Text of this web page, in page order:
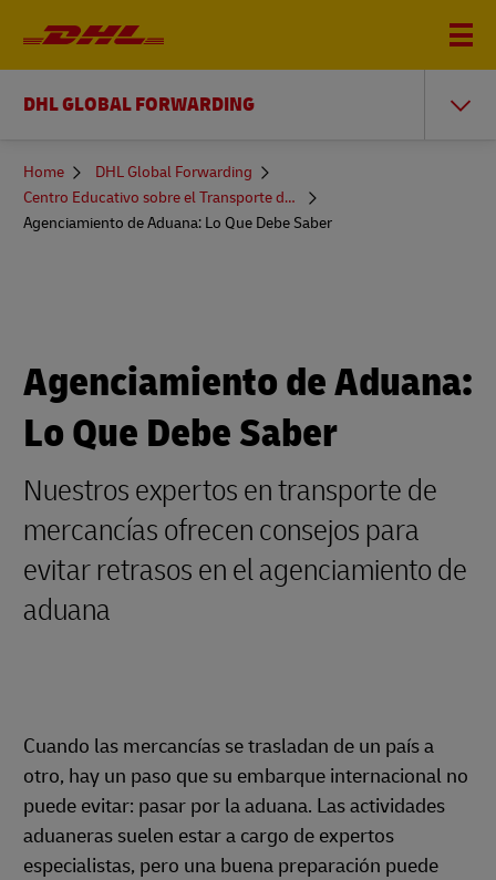
DHL GLOBAL FORWARDING
You
here
Home
DHL Global Forwarding
Centro Educativo sobre el Transporte de Mercancías
Agenciamiento de Aduana: Lo Que Debe Saber
Agenciamiento de Aduana:
Lo Que Debe Saber
Nuestros expertos en transporte de
mercancías ofrecen consejos para
evitar retrasos en el agenciamiento de
aduana
Cuando las mercancías se trasladan de un país a
otro, hay un paso que su embarque internacional no
puede evitar: pasar por la aduana. Las actividades
aduaneras suelen estar a cargo de expertos
especialistas, pero una buena preparación puede